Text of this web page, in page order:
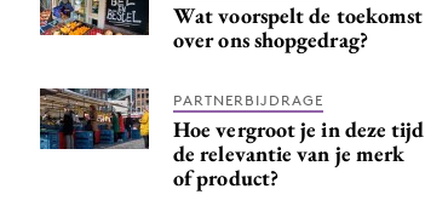
Wat voorspelt de toekomst
over ons shopgedrag?
PARTNERBIJDRAGE
Hoe vergroot je in deze tijd
de relevantie van je merk
of product?